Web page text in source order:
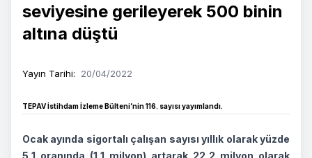
seviyesine gerileyerek 500 binin
altına düştü
Yayın Tarihi: 20/04/2022
TEPAV İstihdam İzleme Bülteni’nin 116. sayısı yayımlandı.
Ocak ayında sigortalı çalışan sayısı yıllık olarak yüzde
5,1 oranında (1,1 milyon) artarak 22,2 milyon olarak